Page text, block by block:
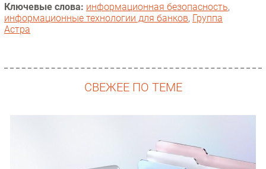
Ключевые слова: информационная безопасность,
информационные технологии для банков, Группа
Астра
СВЕЖЕЕ ПО ТЕМЕ